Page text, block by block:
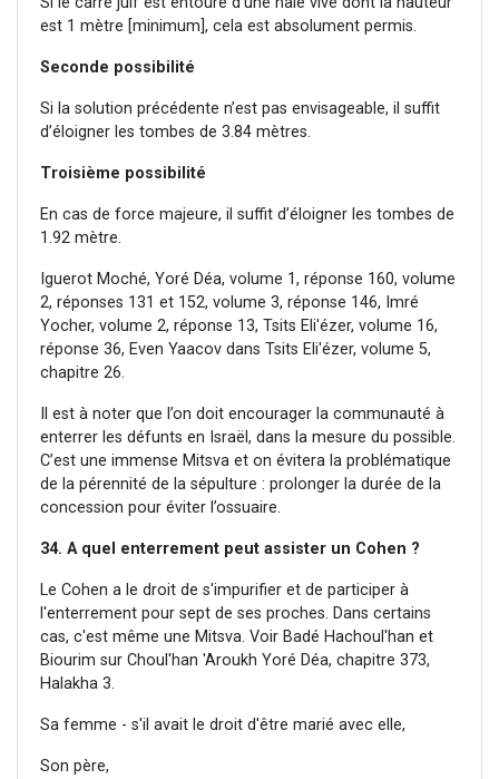
est 1 mètre [minimum], cela est absolument permis.
Seconde possibilité
Si la solution précédente n’est pas envisageable, il suffit
d’éloigner les tombes de 3.84 mètres.
Troisième possibilité
En cas de force majeure, il suffit d’éloigner les tombes de
1.92 mètre.
Iguerot Moché, Yoré Déa, volume 1, réponse 160, volume
2, réponses 131 et 152, volume 3, réponse 146, Imré
Yocher, volume 2, réponse 13, Tsits Eli'ézer, volume 16,
réponse 36, Even Yaacov dans Tsits Eli'ézer, volume 5,
chapitre 26.
Il est à noter que l’on doit encourager la communauté à
enterrer les défunts en Israël, dans la mesure du possible.
C’est une immense Mitsva et on évitera la problématique
de la pérennité de la sépulture : prolonger la durée de la
concession pour éviter l’ossuaire.
34. A quel enterrement peut assister un Cohen ?
Le Cohen a le droit de s'impurifier et de participer à
l'enterrement pour sept de ses proches. Dans certains
cas, c'est même une Mitsva. Voir Badé Hachoul'han et
Biourim sur Choul'han 'Aroukh Yoré Déa, chapitre 373,
Halakha 3.
Sa femme - s'il avait le droit d'être marié avec elle,
Son père,